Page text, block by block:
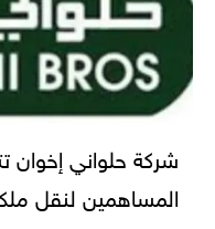
شركة حلواني إخوان
المساهمين لنقل